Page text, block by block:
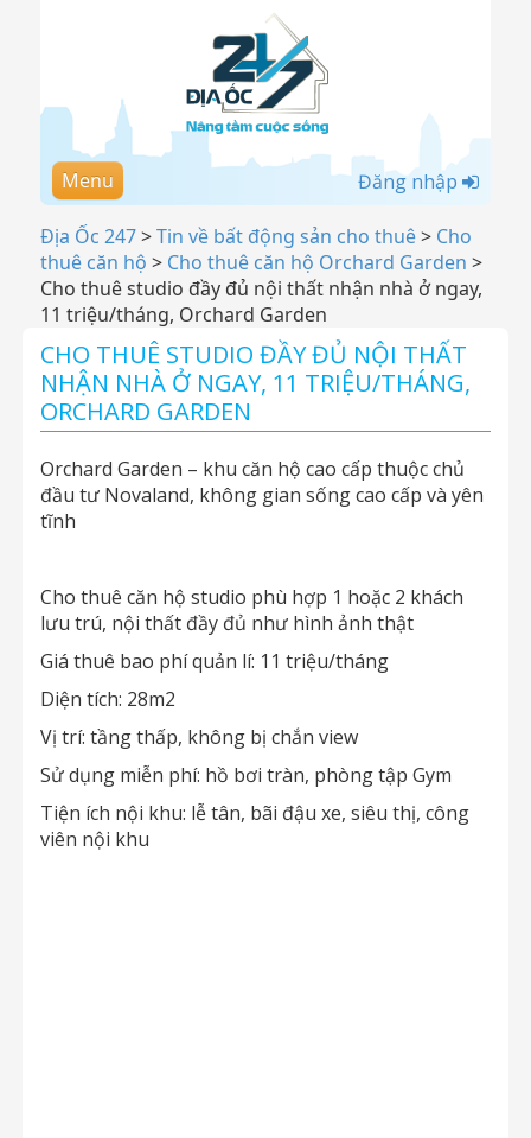
Menu Đăng nhập
Địa Ốc 247>Tin về bất động sản cho thuê> Cho
thuê căn hộ > Cho thuê căn hộ Orchard Garden >
Cho thuê studio đầy đủ nội thất nhận nhà ở ngay,
11 triệu/tháng, Orchard Garden
CHO THUÊ STUDIO ĐẦY ĐỦ NỘI THẤT
NHẬN NHÀ Ở NGAY, 11 TRIỆU/THÁNG,
ORCHARD GARDEN
Orchard Garden – khu căn hộ cao cấp thuộc chủ
đầu tư Novaland, không gian sống cao cấp và yên
tĩnh
Cho thuê căn hộ studio phù hợp 1 hoặc 2 khách
lưu trú, nội thất đầy đủ như hình ảnh thật
Giá thuê bao phí quản lí: 11 triệu/tháng
Diện tích: 28m2
Vị trí: tầng thấp, không bị chắn view
Sử dụng miễn phí: hồ bơi tràn, phòng tập Gym
Tiện ích nội khu: lễ tân, bãi đậu xe, siêu thị, công
viên nội khu